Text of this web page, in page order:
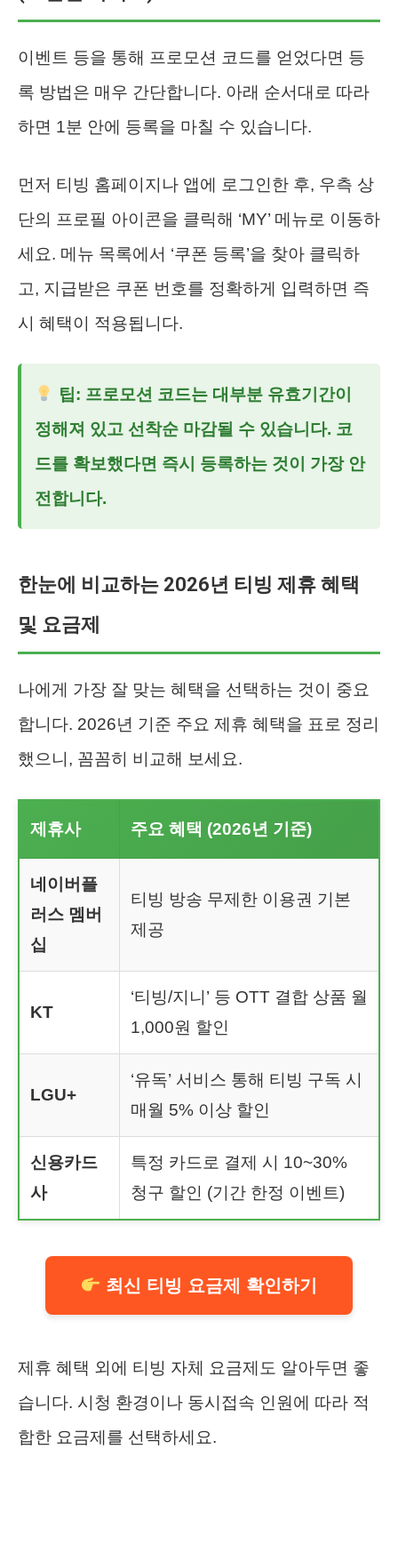
이벤트 등을 통해 프로모션 코드를 얻었다면 등
록 방법은 매우 간단합니다. 아래 순서대로 따라
하면 1분 안에 등록을 마칠 수 있습니다.
먼저 티빙 홈페이지나 앱에 로그인한 후, 우측 상
단의 프로필 아이콘을 클릭해 ‘MY’ 메뉴로 이동하
세요. 메뉴 목록에서 ‘쿠폰 등록’을 찾아 클릭하
고, 지급받은 쿠폰 번호를 정확하게 입력하면 즉
시 혜택이 적용됩니다.
팁: 프로모션 코드는 대부분 유효기간이
정해져 있고 선착순 마감될 수 있습니다. 코
드를 확보했다면 즉시 등록하는 것이 가장 안
전합니다.
한눈에 비교하는 2026년 티빙 제휴 혜택
및 요금제
나에게 가장 잘 맞는 혜택을 선택하는 것이 중요
합니다. 2026년 기준 주요 제휴 혜택을 표로 정리
했으니, 꼼꼼히 비교해 보세요.
제휴사 주요 혜택 (2026년 기준)
네이버플
러스 멤버
십
티빙 방송 무제한 이용권 기본
제공
KT
‘티빙/지니’ 등 OTT 결합 상품 월
1,000원 할인
LGU+
‘유독’ 서비스 통해 티빙 구독 시
매월 5% 이상 할인
신용카드
사
특정 카드로 결제 시 10~30%
청구 할인 (기간 한정 이벤트)
최신 티빙 요금제 확인하기
제휴 혜택 외에 티빙 자체 요금제도 알아두면 좋
습니다. 시청 환경이나 동시접속 인원에 따라 적
합한 요금제를 선택하세요.